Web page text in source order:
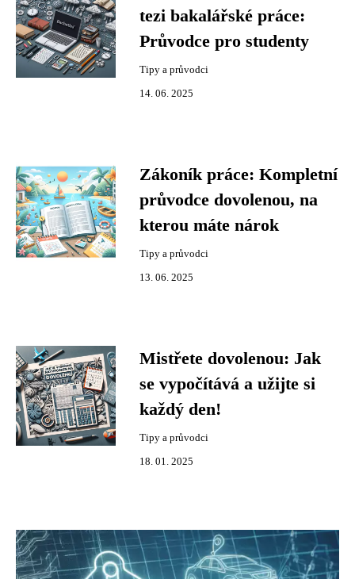
tezi bakalářské práce:
Průvodce pro studenty
Tipy a průvodci
14. 06. 2025
Zákoník práce: Kompletní
průvodce dovolenou, na
kterou máte nárok
Tipy a průvodci
13. 06. 2025
Mistřete dovolenou: Jak
se vypočítává a užijte si
každý den!
Tipy a průvodci
18. 01. 2025